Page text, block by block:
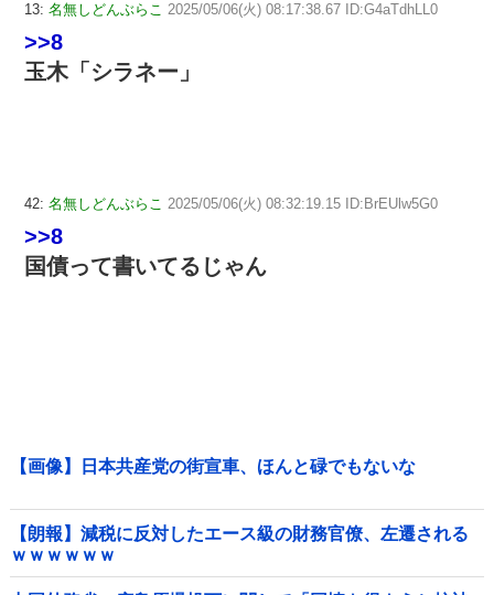
13: 名無しどんぶらこ 2025/05/06(火) 08:17:38.67 ID:G4aTdhLL0
>>8
玉木「シラネー」
42: 名無しどんぶらこ 2025/05/06(火) 08:32:19.15 ID:BrEUlw5G0
>>8
国債って書いてるじゃん
【画像】日本共産党の街宣車、ほんと碌でもないな
【朗報】減税に反対したエース級の財務官僚、左遷される
ｗｗｗｗｗｗ